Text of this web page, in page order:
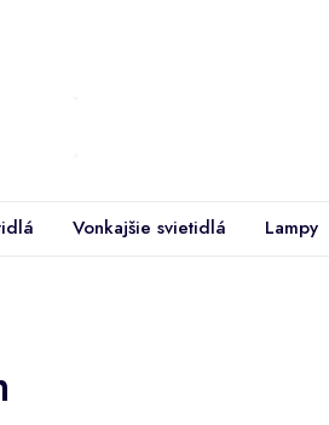
Vonkajšie svietidlá Lampy